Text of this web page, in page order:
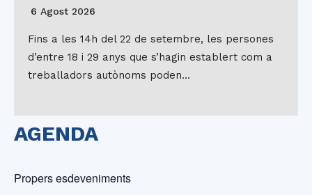
6 Agost 2026
Fins a les 14h del 22 de setembre, les persones
d’entre 18 i 29 anys que s’hagin establert com a
treballadors autònoms poden…
AGENDA
Propers esdeveniments